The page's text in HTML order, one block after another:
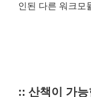
인된 다른 워크모
:: 산책이 가능